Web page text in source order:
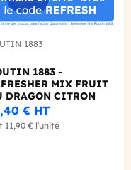
1883
1883 -
MIX FRUIT
DRAGON CITRON
1L
€ HT
11,90 € l'unité